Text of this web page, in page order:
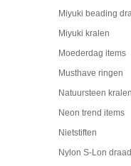
Miyuki beading
Miyuki kralen
Moederdag items
Musthave ringen
Natuursteen kralen
Neon trend items
Nietstiften
Nylon S-Lon draad